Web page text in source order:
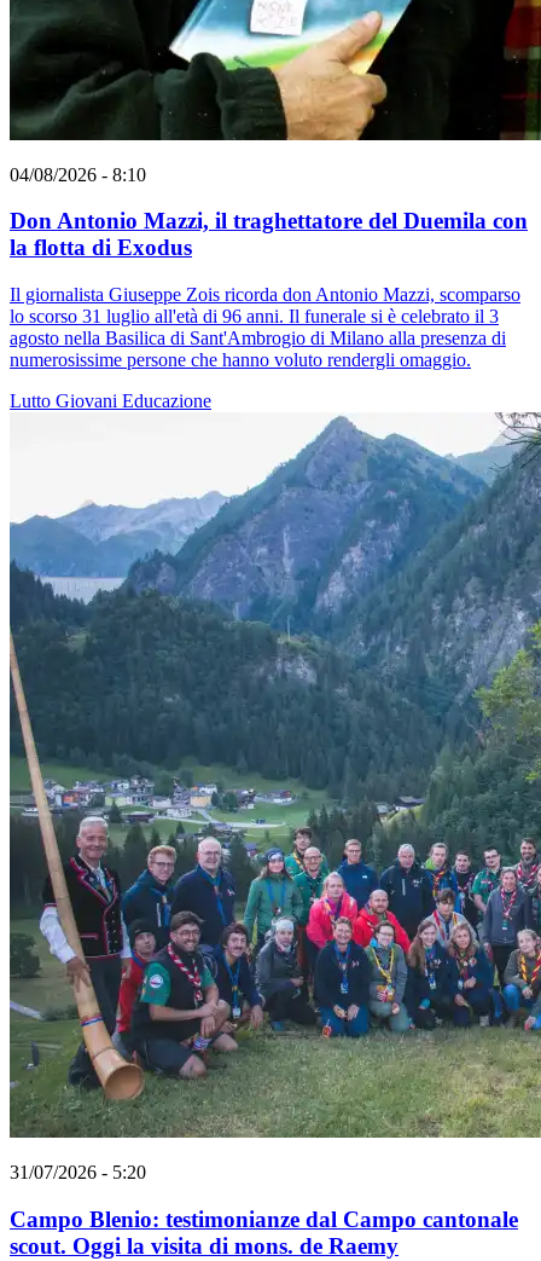
04/08/2026 - 8:10
Don Antonio Mazzi, il traghettatore del Duemila con
la flotta di Exodus
Il giornalista Giuseppe Zois ricorda don Antonio Mazzi, scomparso
lo scorso 31 luglio all'età di 96 anni. Il funerale si è celebrato il 3
agosto nella Basilica di Sant'Ambrogio di Milano alla presenza di
numerosissime persone che hanno voluto rendergli omaggio.
Lutto Giovani Educazione
31/07/2026 - 5:20
Campo Blenio: testimonianze dal Campo cantonale
scout. Oggi la visita di mons. de Raemy